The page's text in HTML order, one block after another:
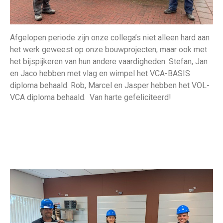
Afgelopen periode zijn onze collega’s niet alleen hard aan
het werk geweest op onze bouwprojecten, maar ook met
het bijspijkeren van hun andere vaardigheden. Stefan, Jan
en Jaco hebben met vlag en wimpel het VCA-BASIS
diploma behaald. Rob, Marcel en Jasper hebben het VOL-
VCA diploma behaald. Van harte gefeliciteerd!